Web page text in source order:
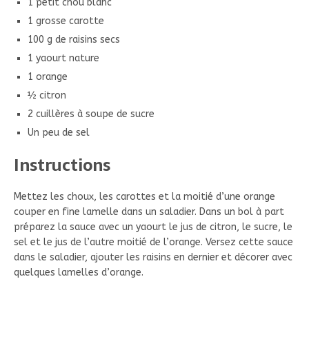
1 petit chou blanc
1 grosse carotte
100 g de raisins secs
1 yaourt nature
1 orange
½ citron
2 cuillères à soupe de sucre
Un peu de sel
Instructions
Mettez les choux, les carottes et la moitié d’une orange
couper en fine lamelle dans un saladier. Dans un bol à part
préparez la sauce avec un yaourt le jus de citron, le sucre, le
sel et le jus de l’autre moitié de l’orange. Versez cette sauce
dans le saladier, ajouter les raisins en dernier et décorer avec
quelques lamelles d’orange.